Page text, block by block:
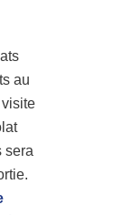
au
sera